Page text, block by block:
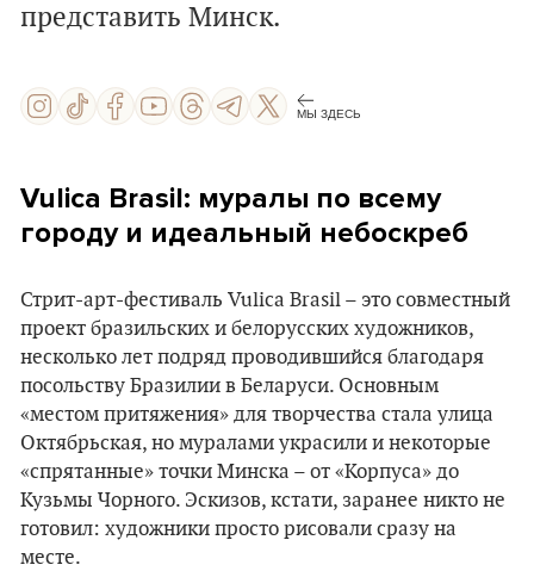
представить Минск.
МЫ ЗДЕСЬ
Vulica Brasil: муралы по всему
городу и идеальный небоскреб
Стрит-арт-фестиваль Vulica Brasil – это совместный
проект бразильских и белорусских художников,
несколько лет подряд проводившийся благодаря
посольству Бразилии в Беларуси. Основным
«местом притяжения» для творчества стала улица
Октябрьская, но муралами украсили и некоторые
«спрятанные» точки Минска – от «Корпуса» до
Кузьмы Чорного. Эскизов, кстати, заранее никто не
готовил: художники просто рисовали сразу на
месте.